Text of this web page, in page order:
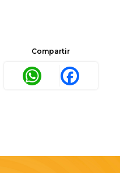
Compartir
WhatsAppFacebook